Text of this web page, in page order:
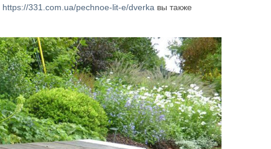
https://331.com.ua/pechnoe-lit-e/dverka вы также